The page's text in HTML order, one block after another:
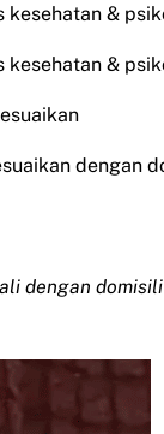
kesehatan &
kesehatan &
dengan
dengan